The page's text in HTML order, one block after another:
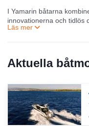
I Yamarin båtarna
innovationerna och tidlös
bekvämt och därför är
både Finland och
både för erfarne båtförare
Körglädje på ny nivå -
Nyhetsmodellerna för
Aktuella